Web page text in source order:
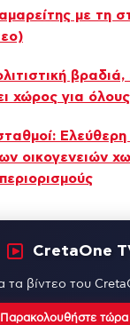
με τη
χώρος για
οικογενειών
CretaOne
τα βίντεο του
Παρακολουθήστε